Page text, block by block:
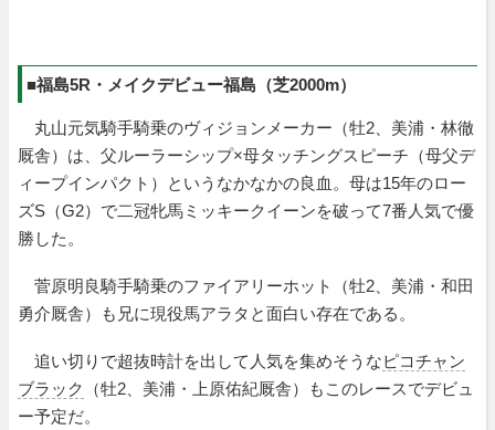
■福島5R・メイクデビュー福島（芝2000m）
丸山元気騎手騎乗のヴィジョンメーカー（牡2、美浦・林徹
厩舎）は、父ルーラーシップ×母タッチングスピーチ（母父デ
ィープインパクト）というなかなかの良血。母は15年のロー
ズS（G2）で二冠牝馬ミッキークイーンを破って7番人気で優
勝した。
菅原明良騎手騎乗のファイアリーホット（牡2、美浦・和田
勇介厩舎）も兄に現役馬アラタと面白い存在である。
追い切りで超抜時計を出して人気を集めそうなピコチャン
ブラック
（牡2、美浦・上原佑紀厩舎）もこのレースでデビュ
ー予定だ。